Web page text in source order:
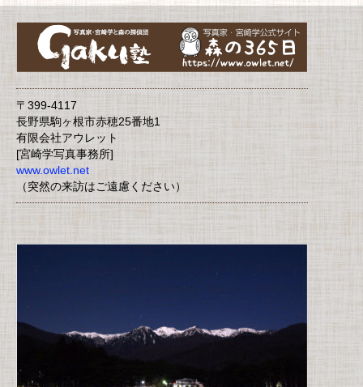
〒399-4117
長野県駒ヶ根市赤穂25番地1
有限会社アウレット
[宮崎学写真事務所]
www.owlet.net
（突然の来訪はご遠慮ください）